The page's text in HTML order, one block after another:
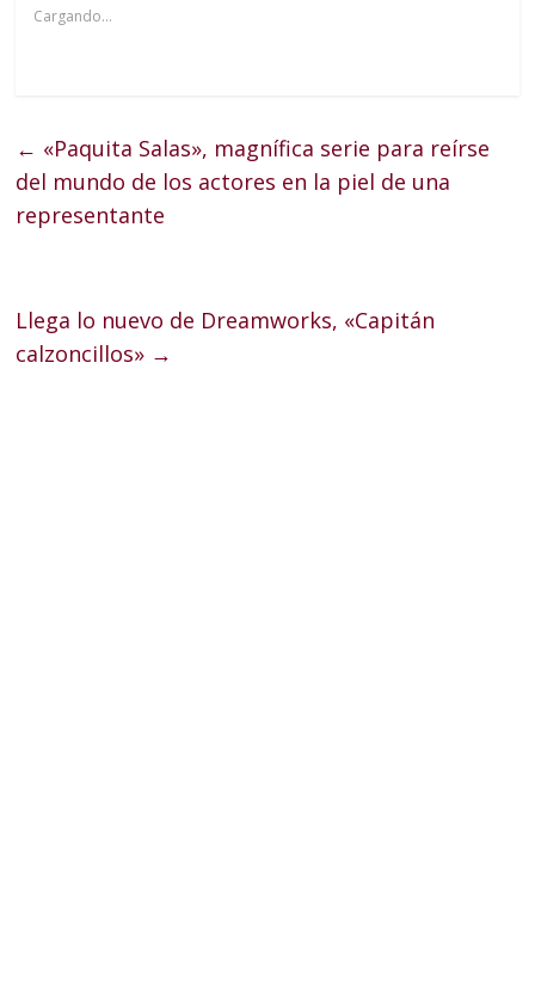
Cargando...
← «Paquita Salas», magnífica serie para reírse
del mundo de los actores en la piel de una
representante
Llega lo nuevo de Dreamworks, «Capitán
calzoncillos» →